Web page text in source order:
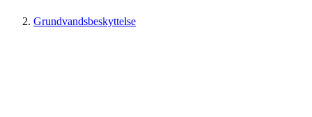
Grundvandsbeskyttelse